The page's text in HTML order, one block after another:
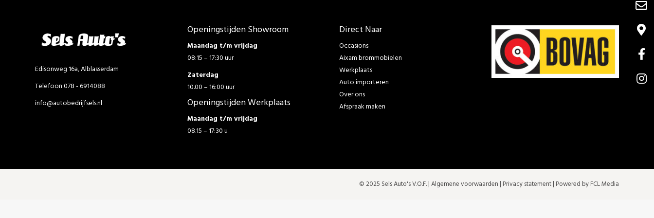
Edisonweg 16a, Alblasserdam
Telefoon 078 - 6914088
info@autobedrijfsels.nl
Openingstijden Showroom
Maandag t/m vrijdag
08:15 – 17:30 uur
Zaterdag
10.00 – 16:00 uur
Openingstijden Werkplaats
Maandag t/m vrijdag
08.15 – 17:30 u
Direct Naar
Occasions
Aixam brommobielen
Werkplaats
Auto importeren
Over ons
Afspraak maken
© 2025 Sels Auto's V.O.F. |Algemene voorwaarden | Privacy statement| Powered by FCL Media